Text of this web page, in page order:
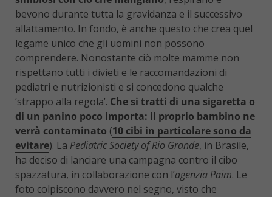
bevono durante tutta la gravidanza e il successivo
allattamento. In fondo, è anche questo che crea quel
legame unico che gli uomini non possono
comprendere. Nonostante ciò molte mamme non
rispettano tutti i divieti e le raccomandazioni di
pediatri e nutrizionisti e si concedono qualche
‘strappo alla regola’. Che si tratti di una sigaretta o
di un panino poco importa: il proprio bambino ne
verrà contaminato (10 cibi in particolare sono da
evitare). La Pediatric Society of Rio Grande, in Brasile,
ha deciso di lanciare una campagna contro il cibo
spazzatura, in collaborazione con l’agenzia Paim. Le
foto colpiscono davvero nel segno, visto che